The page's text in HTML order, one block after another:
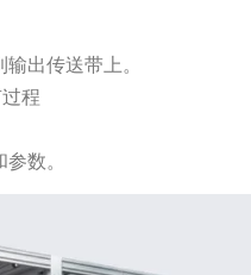
出传送带上。
程
数。